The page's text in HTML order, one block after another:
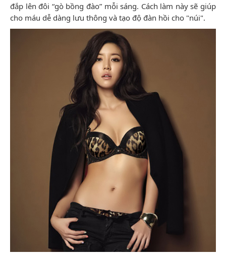
đắp lên đôi “gò bồng đào” mỗi sáng. Cách làm này sẽ giúp
cho máu dễ dàng lưu thông và tạo độ đàn hồi cho "núi".